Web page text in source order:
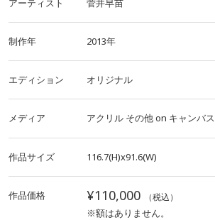
アーティスト 菅井早苗
制作年 2013年
エディション オリジナル
メディア アクリル その他on キャンバス
作品サイズ 116.7(H)x91.6(W)
作品価格 ¥110,000 （税込）
※額はありません。